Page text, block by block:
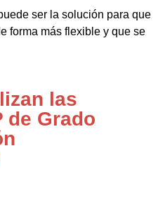
ser la solución para que
forma más flexible y que se
las
de Grado